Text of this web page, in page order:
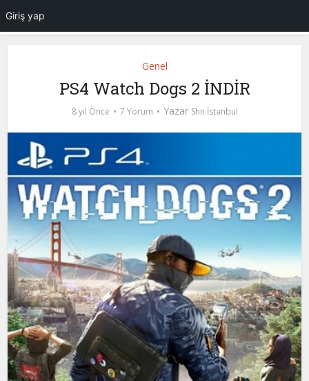
Genel
PS4 Watch Dogs 2 İNDİR
8 yıl Önce 7 Yorum Yazar Shn İstanbul
Giriş yap